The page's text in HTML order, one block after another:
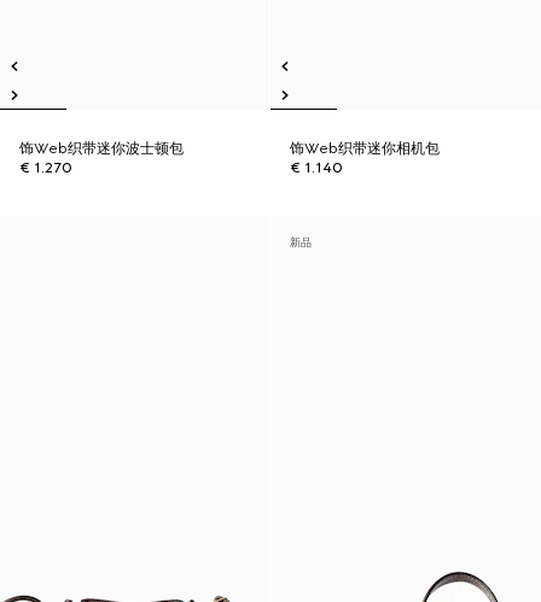
饰Web织带迷你波士顿包
€ 1.270
饰Web织带迷你相机包
€ 1.140
新品